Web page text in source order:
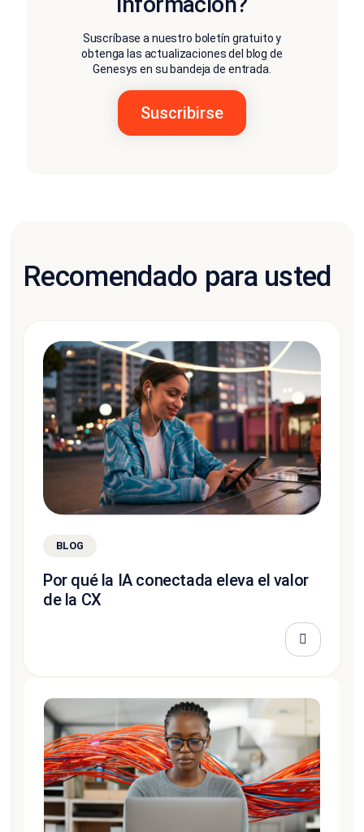
Suscríbase a nuestro boletín gratuito y
obtenga las actualizaciones del blog de
Genesys en su bandeja de entrada.
Recomendado para usted
BLOG
Por qué la IA conectada eleva el valor
de la CX